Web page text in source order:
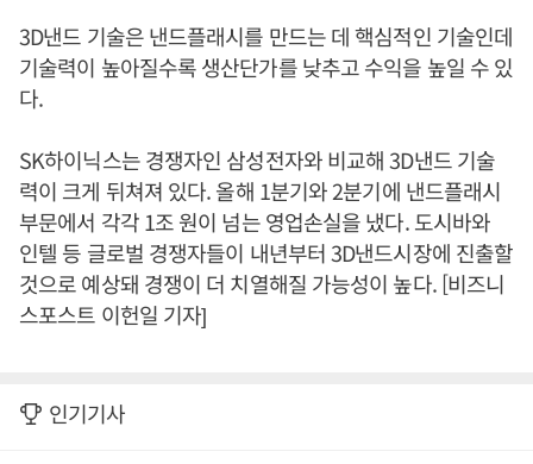
3D낸드 기술은 낸드플래시를 만드는 데 핵심적인 기술인데
기술력이 높아질수록 생산단가를 낮추고 수익을 높일 수 있
다.
SK하이닉스는 경쟁자인 삼성전자와 비교해 3D낸드 기술
력이 크게 뒤쳐져 있다. 올해 1분기와 2분기에 낸드플래시
부문에서 각각 1조 원이 넘는 영업손실을 냈다. 도시바와
인텔 등 글로벌 경쟁자들이 내년부터 3D낸드시장에 진출할
것으로 예상돼 경쟁이 더 치열해질 가능성이 높다. [비즈니
스포스트 이헌일 기자]
인기기사